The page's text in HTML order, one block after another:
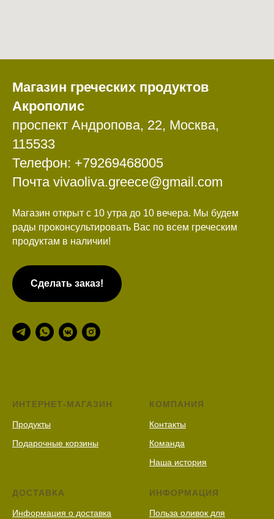
Магазин греческих продуктов
Акрополис
проспект Андропова, 22, Москва,
115533
Телефон: +79269468005
Почта vivaoliva.greece@gmail.com
Магазин открыт с 10 утра до 10 вечера. Мы будем
рады проконсультировать Вас по всем греческим
продуктам в наличии!
Сделать заказ!
ИНТЕРНЕТ-МАГАЗИН
Продукты
Подарочные корзины
КОМПАНИЯ
Контакты
Команда
Наша история
ДОСТАВКА
Информация о доставка
ИНФОРМАЦИЯ
Польза оливок для